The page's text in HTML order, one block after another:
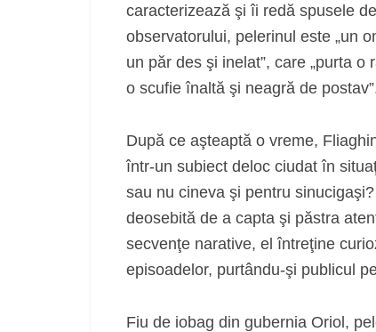
caracterizează şi îi redă spusele
observatorului, pelerinul este „un
un păr des şi inelat”, care „purta
o scufie înaltă şi neagră de
După ce aşteaptă o vreme,
într-un subiect deloc ciudat în
sau nu cineva şi pentru
deosebită de a capta şi păstra
secvenţe narative, el întreţine
episoadelor, purtându-şi publicul
Fiu de iobag din gubernia Oriol,